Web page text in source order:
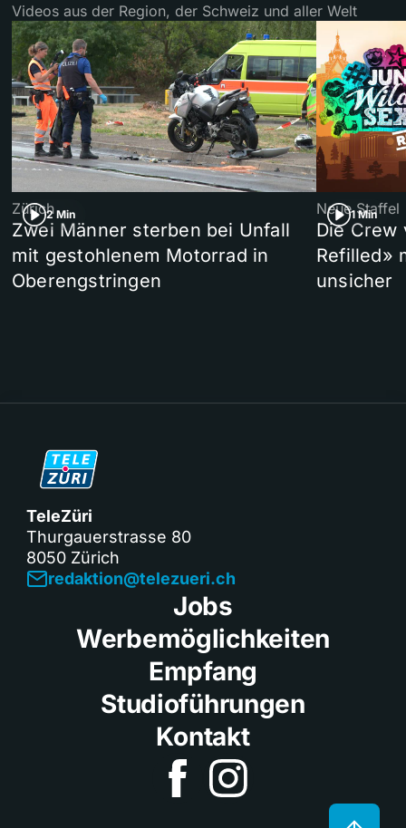
Videos aus der Region, der Schweiz und aller Welt
2 Min
Zürich
Zwei Männer sterben bei Unfall
mit gestohlenem Motorrad in
Oberengstringen
1 Min
Neue Staffel
Die Crew
Refilled»
unsicher
TeleZüri
Thurgauerstrasse 80
8050 Zürich
redaktion@telezueri.ch
Jobs
Werbemöglichkeiten
Empfang
Studioführungen
Kontakt